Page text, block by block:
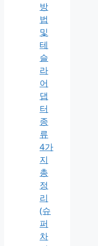
방
법
및
테
슬
라
어
댑
터
종
류
4가
지
총
정
리
(슈
퍼
차